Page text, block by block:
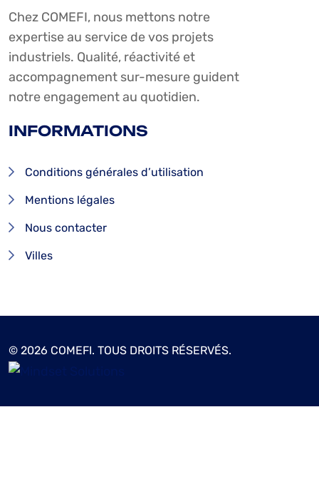
Chez COMEFI, nous mettons notre
expertise au service de vos projets
industriels. Qualité, réactivité et
accompagnement sur-mesure guident
notre engagement au quotidien.
INFORMATIONS
Conditions générales d’utilisation
Mentions légales
Nous contacter
Villes
© 2026 COMEFI. TOUS DROITS RÉSERVÉS.